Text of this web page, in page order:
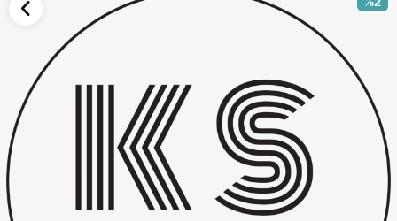
Elektrikli Aksamlar
Elektrikli Süpürge
Fan
Fırın, Ocak ve Aspiratör